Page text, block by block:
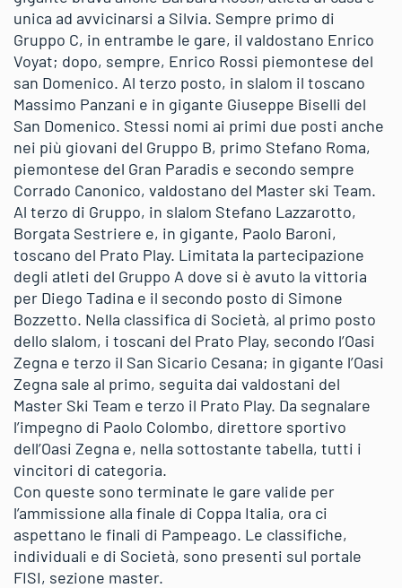
unica ad avvicinarsi a Silvia. Sempre primo di
Gruppo C, in entrambe le gare, il valdostano Enrico
Voyat; dopo, sempre, Enrico Rossi piemontese del
san Domenico. Al terzo posto, in slalom il toscano
Massimo Panzani e in gigante Giuseppe Biselli del
San Domenico. Stessi nomi ai primi due posti anche
nei più giovani del Gruppo B, primo Stefano Roma,
piemontese del Gran Paradis e secondo sempre
Corrado Canonico, valdostano del Master ski Team.
Al terzo di Gruppo, in slalom Stefano Lazzarotto,
Borgata Sestriere e, in gigante, Paolo Baroni,
toscano del Prato Play. Limitata la partecipazione
degli atleti del Gruppo A dove si è avuto la vittoria
per Diego Tadina e il secondo posto di Simone
Bozzetto. Nella classifica di Società, al primo posto
dello slalom, i toscani del Prato Play, secondo l’Oasi
Zegna e terzo il San Sicario Cesana; in gigante l’Oasi
Zegna sale al primo, seguita dai valdostani del
Master Ski Team e terzo il Prato Play. Da segnalare
l’impegno di Paolo Colombo, direttore sportivo
dell’Oasi Zegna e, nella sottostante tabella, tutti i
vincitori di categoria.
Con queste sono terminate le gare valide per
l’ammissione alla finale di Coppa Italia, ora ci
aspettano le finali di Pampeago. Le classifiche,
individuali e di Società, sono presenti sul portale
FISI, sezione master.